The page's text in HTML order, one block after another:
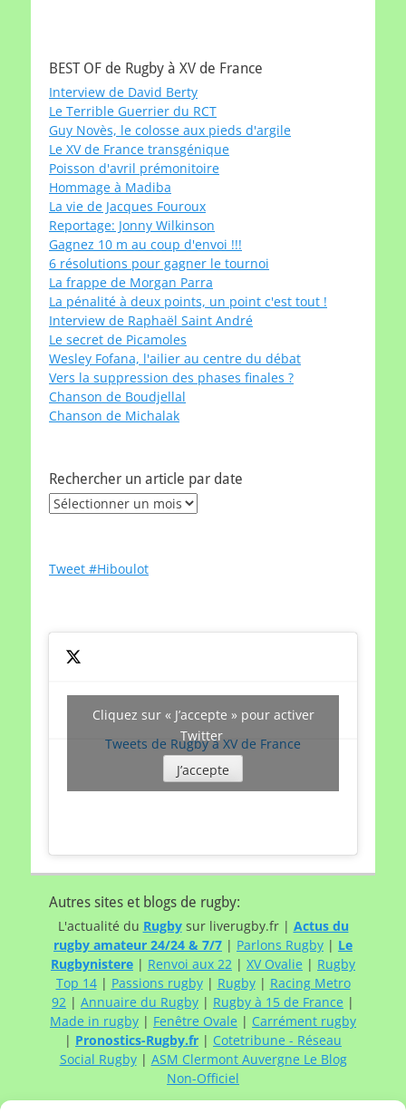
BEST OF de Rugby à XV de France
Interview de David Berty
Le Terrible Guerrier du RCT
Guy Novès, le colosse aux pieds d'argile
Le XV de France transgénique
Poisson d'avril prémonitoire
Hommage à Madiba
La vie de Jacques Fouroux
Reportage: Jonny Wilkinson
Gagnez 10 m au coup d'envoi !!!
6 résolutions pour gagner le tournoi
La frappe de Morgan Parra
La pénalité à deux points, un point c'est tout !
Interview de Raphaël Saint André
Le secret de Picamoles
Wesley Fofana, l'ailier au centre du débat
Vers la suppression des phases finales ?
Chanson de Boudjellal
Chanson de Michalak
Rechercher un article par date
Rechercher
date
Tweet #Hiboulot
Tweets de Rugby à XV de France
Cliquez sur « J’accepte » pour activer
Twitter
J’accepte
Autres sites et blogs de rugby:
L'actualité du Rugbysur liverugby.fr | Actus du
rugby amateur 24/24 & 7/7 | Parlons Rugby | Le
Rugbynistere | Renvoi aux 22 | XV Ovalie | Rugby
Top 14| Passions rugby| Rugby| Racing Metro
92 | Annuaire du Rugby | Rugby à 15 de France |
Made in rugby | Fenêtre Ovale | Carrément rugby
| Pronostics-Rugby.fr | Cotetribune - Réseau
Social Rugby| ASM Clermont Auvergne Le Blog
Non-Officiel